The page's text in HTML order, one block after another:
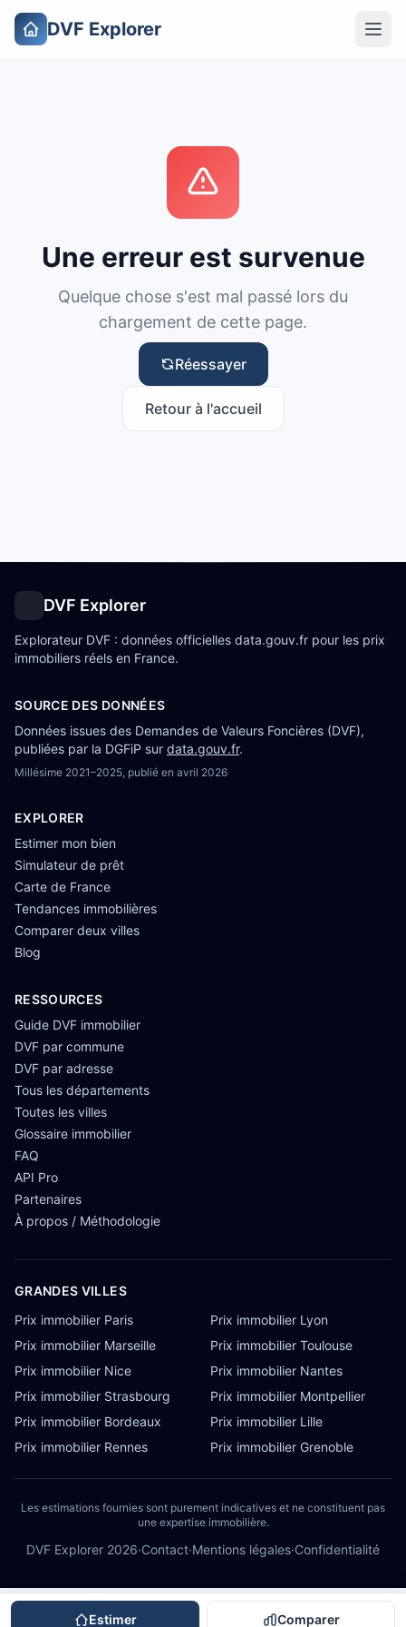
DVF Explorer
Une erreur est survenue
Quelque chose s'est mal passé lors du
chargement de cette page.
Réessayer
Retour à l'accueil
Estimer Comparer
DVF Explorer
Explorateur DVF : données officielles data.gouv.fr pour les prix
immobiliers réels en France.
SOURCE DES DONNÉES
Données issues des Demandes de Valeurs Foncières (DVF),
publiées par la DGFiP sur data.gouv.fr.
Millésime 2021–2025, publié en avril 2026
EXPLORER
Estimer mon bien
Simulateur de prêt
Carte de France
Tendances immobilières
Comparer deux villes
Blog
RESSOURCES
Guide DVF immobilier
DVF par commune
DVF par adresse
Tous les départements
Toutes les villes
Glossaire immobilier
FAQ
API Pro
Partenaires
À propos / Méthodologie
GRANDES VILLES
Prix immobilier Paris
Prix immobilier Lyon
Prix immobilier Marseille
Prix immobilier Toulouse
Prix immobilier Nice
Prix immobilier Nantes
Prix immobilier Strasbourg
Prix immobilier Montpellier
Prix immobilier Bordeaux
Prix immobilier Lille
Prix immobilier Rennes
Prix immobilier Grenoble
Les estimations fournies sont purement indicatives et ne constituent pas
une expertise immobilière.
DVF Explorer 2026·Contact·Mentions légales·Confidentialité